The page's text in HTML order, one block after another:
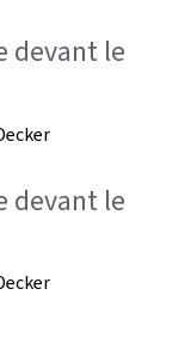
devant le
devant le